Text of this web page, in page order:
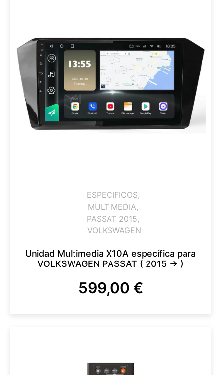
ESPECIFICOS,
MULTIMEDIA,
PASSAT 2015,
VOLKSWAGEN
Unidad Multimedia X10A específica para
VOLKSWAGEN PASSAT ( 2015 -> )
599,00 €